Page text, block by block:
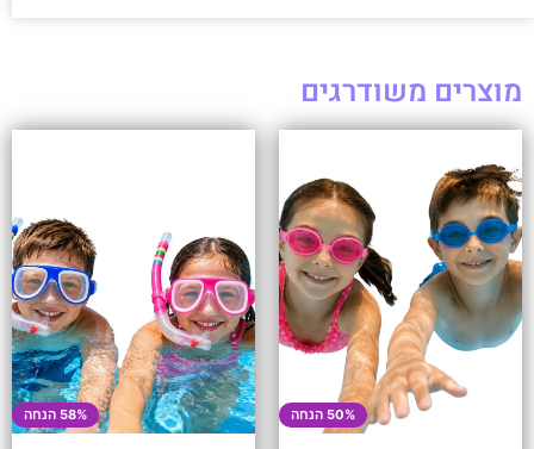
מוצרים משודרגים
50% הנחה 58% הנחה